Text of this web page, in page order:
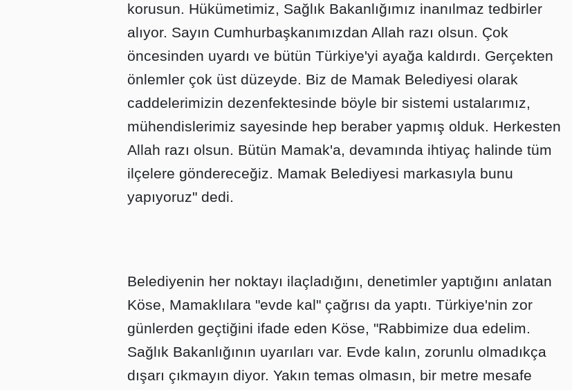
korusun. Hükümetimiz, Sağlık Bakanlığımız inanılmaz tedbirler
alıyor. Sayın Cumhurbaşkanımızdan Allah razı olsun. Çok
öncesinden uyardı ve bütün Türkiye'yi ayağa kaldırdı. Gerçekten
önlemler çok üst düzeyde. Biz de Mamak Belediyesi olarak
caddelerimizin dezenfektesinde böyle bir sistemi ustalarımız,
mühendislerimiz sayesinde hep beraber yapmış olduk. Herkesten
Allah razı olsun. Bütün Mamak'a, devamında ihtiyaç halinde tüm
ilçelere göndereceğiz. Mamak Belediyesi markasıyla bunu
yapıyoruz" dedi.
Belediyenin her noktayı ilaçladığını, denetimler yaptığını anlatan
Köse, Mamaklılara "evde kal" çağrısı da yaptı. Türkiye'nin zor
günlerden geçtiğini ifade eden Köse, "Rabbimize dua edelim.
Sağlık Bakanlığının uyarıları var. Evde kalın, zorunlu olmadıkça
dışarı çıkmayın diyor. Yakın temas olmasın, bir metre mesafe